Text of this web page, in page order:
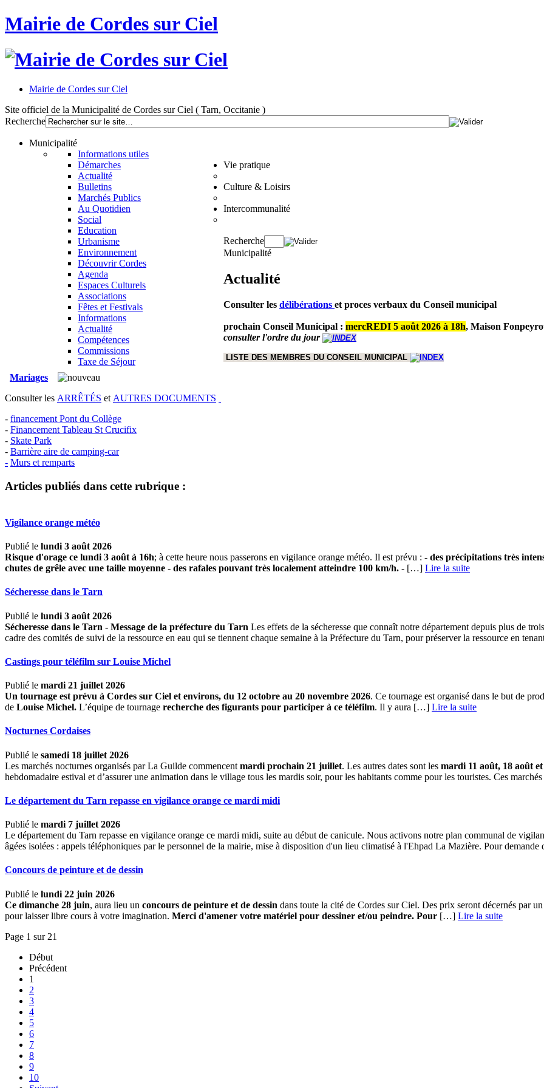
Mairie de Cordes sur Ciel
Mairie de Cordes sur Ciel
Site officiel de la Municipalité de Cordes sur Ciel ( Tarn, Occitanie )
Recherche
Municipalité
Informations utiles
Démarches
Actualité
Bulletins
Marchés Publics
Vie pratique
Au Quotidien
Social
Education
Urbanisme
Environnement
Culture & Loisirs
Découvrir Cordes
Agenda
Espaces Culturels
Associations
Fêtes et Festivals
Intercommunalité
Informations
Actualité
Compétences
Commissions
Taxe de Séjour
Recherche
Municipalité
Actualité
Consulter les délibérations et proces verbaux du Conseil municipal
prochain Conseil Municipal : mercREDI 5 août 2026 à 18h, Maison
consulter l'ordre du jour
LISTE DES MEMBRES DU CONSEIL MUNICIPAL
Mariages
Consulter les ARRÊTÉS et AUTRES DOCUMENTS
- financement Pont du Collège
- Financement Tableau St Crucifix
- Skate Park
- Barrière aire de camping-car
- Murs et remparts
Articles publiés dans cette rubrique :
Vigilance orange météo
Publié le lundi 3 août 2026
Risque d'orage ce lundi 3 août à 16h; à cette heure nous passerons en vigilance orange météo. Il est prévu : - des précipitations très
chutes de grêle avec une taille moyenne - des rafales pouvant très localement atteindre 100 km/h. - […] ­ Lire la suite
Sécheresse dans le Tarn
Publié le lundi 3 août 2026
Sécheresse dans le Tarn - Message de la préfecture du Tarn Les effets de la sécheresse que connaît notre département depuis plus de
cadre des comités de suivi de la ressource en eau qui se tiennent chaque semaine à la Préfecture du Tarn, pour préserver la ressource en
Castings pour téléfilm sur Louise Michel
Publié le mardi 21 juillet 2026
Un tournage est prévu à Cordes sur Ciel et environs, du 12 octobre au 20 novembre 2026. Ce tournage est organisé dans le but de
de Louise Michel. L’équipe de tournage recherche des figurants pour participer à ce téléfilm. Il y aura […] ­ Lire la suite
Nocturnes Cordaises
Publié le samedi 18 juillet 2026
Les marchés nocturnes organisés par La Guilde commencent mardi prochain 21 juillet. Les autres dates sont les mardi 11 août, 18 août
hebdomadaire estival et d’assurer une animation dans le village tous les mardis soir, pour les habitants comme pour les touristes. Ces
Le département du Tarn repasse en vigilance orange ce mardi midi
Publié le mardi 7 juillet 2026
Le département du Tarn repasse en vigilance orange ce mardi midi, suite au début de canicule. Nous activons notre plan communal de
âgées isolées : appels téléphoniques par le personnel de la mairie, mise à disposition d'un lieu climatisé à l'Ehpad La Mazière. Pour
Concours de peinture et de dessin
Publié le lundi 22 juin 2026
Ce dimanche 28 juin, aura lieu un concours de peinture et de dessin dans toute la cité de Cordes sur Ciel. Des prix seront décernés par
pour laisser libre cours à votre imagination. Merci d'amener votre matériel pour dessiner et/ou peindre. Pour […] ­ Lire la suite
Page 1 sur 21
Début
Précédent
1
2
3
4
5
6
7
8
9
10